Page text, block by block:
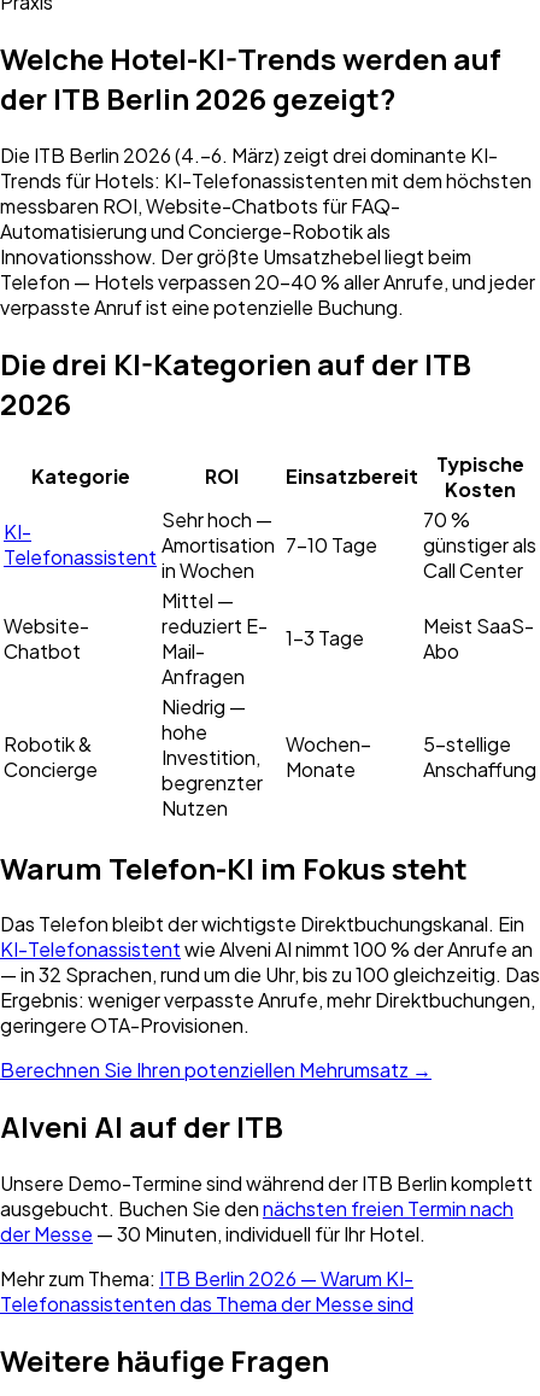
Welche Hotel-KI-Trends werden auf
der ITB Berlin 2026 gezeigt?
Die ITB Berlin 2026 (4.–6. März) zeigt drei dominante KI-
Trends für Hotels: KI-Telefonassistenten mit dem höchsten
messbaren ROI, Website-Chatbots für FAQ-
Automatisierung und Concierge-Robotik als
Innovationsshow. Der größte Umsatzhebel liegt beim
Telefon — Hotels verpassen 20–40 % aller Anrufe, und jeder
verpasste Anruf ist eine potenzielle Buchung.
Die drei KI-Kategorien auf der ITB
2026
Kategorie ROI Einsatzbereit
Typische
Kosten
KI-
Telefonassistent
Sehr hoch —
Amortisation
in Wochen
7–10 Tage
70 %
günstiger als
Call Center
Website-
Chatbot
Mittel —
reduziert E-
Mail-
Anfragen
1–3 Tage
Meist SaaS-
Abo
Robotik &
Concierge
Niedrig —
hohe
Investition,
begrenzter
Nutzen
Wochen–
Monate
5-stellige
Anschaffung
Warum Telefon-KI im Fokus steht
Das Telefon bleibt der wichtigste Direktbuchungskanal. Ein
KI-Telefonassistentwie Alveni AI nimmt 100 % der Anrufe an
— in 32 Sprachen, rund um die Uhr, bis zu 100 gleichzeitig. Das
Ergebnis: weniger verpasste Anrufe, mehr Direktbuchungen,
geringere OTA-Provisionen.
Berechnen Sie Ihren potenziellen Mehrumsatz →
Alveni AI auf der ITB
Unsere Demo-Termine sind während der ITB Berlin komplett
ausgebucht. Buchen Sie dennächsten freien Termin nach
der Messe — 30 Minuten, individuell für Ihr Hotel.
Mehr zum Thema: ITB Berlin 2026 — Warum KI-
Telefonassistenten das Thema der Messe sind
Weitere häufige Fragen